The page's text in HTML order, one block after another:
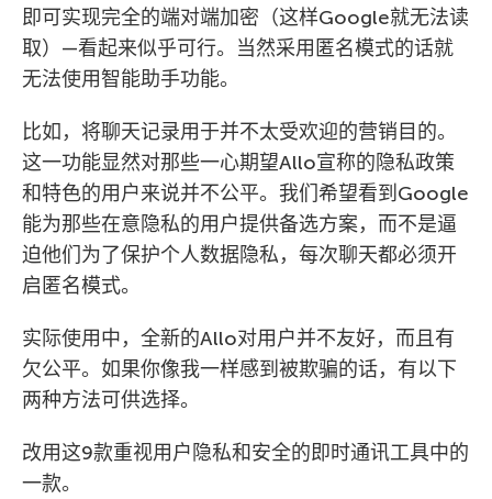
即可实现完全的端对端加密（这样Google就无法读
取）—看起来似乎可行。当然采用匿名模式的话就
无法使用智能助手功能。
比如，将聊天记录用于并不太受欢迎的营销目的。
这一功能显然对那些一心期望Allo宣称的隐私政策
和特色的用户来说并不公平。我们希望看到Google
能为那些在意隐私的用户提供备选方案，而不是逼
迫他们为了保护个人数据隐私，每次聊天都必须开
启匿名模式。
实际使用中，全新的Allo对用户并不友好，而且有
欠公平。如果你像我一样感到被欺骗的话，有以下
两种方法可供选择。
改用这9款重视用户隐私和安全的即时通讯工具中的
一款。